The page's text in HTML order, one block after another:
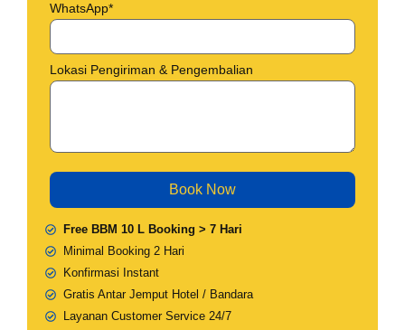
WhatsApp*
Lokasi Pengiriman & Pengembalian
Free BBM 10 L Booking > 7 Hari
Minimal Booking 2 Hari
Konfirmasi Instant
Gratis Antar Jemput Hotel / Bandara
Layanan Customer Service 24/7